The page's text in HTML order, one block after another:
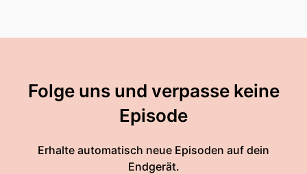
Folge uns und verpasse keine
Episode
Erhalte automatisch neue Episoden auf dein
Endgerät.